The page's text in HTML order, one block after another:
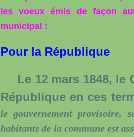
les voeux émis de façon
municipal :
Pour la République
Le 12 mars 1848,
République en ces
le gouvernement
habitants de la commune est